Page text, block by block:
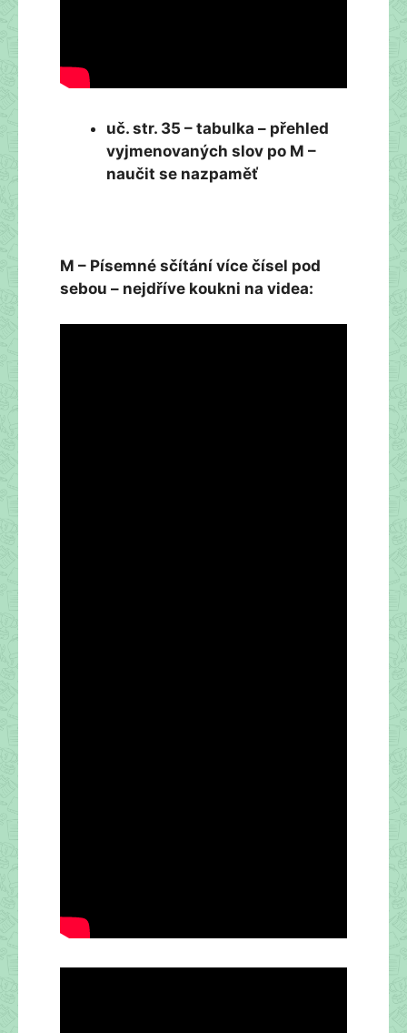
uč. str. 35 – tabulka – přehled
vyjmenovaných slov po M –
naučit se nazpaměť
M – Písemné sčítání více čísel pod
sebou – nejdříve koukni na videa: